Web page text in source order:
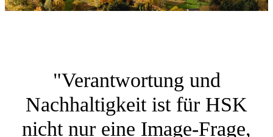
"Verantwortung und
Nachhaltigkeit ist für HSK
nicht nur eine Image-Frage,